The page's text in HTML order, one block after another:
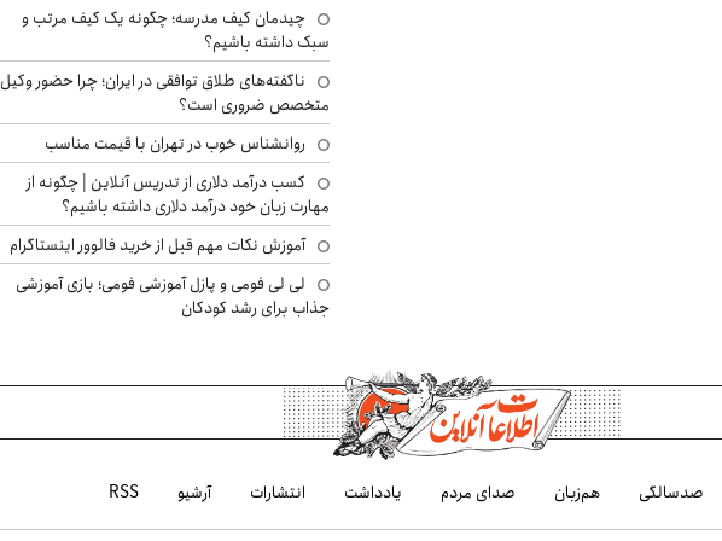
چیدمان کیف مدرسه؛ چگونه یک کیف مرتب و
سبک داشته باشیم؟
ناگفته‌های طلاق توافقی در ایران؛ چرا حضور وکیل
متخصص ضروری است؟
روانشناس خوب در تهران با قیمت مناسب
کسب درآمد دلاری از تدریس آنلاین | چگونه از
مهارت زبان خود درآمد دلاری داشته باشیم؟
آموزش نکات مهم قبل از خرید فالوور اینستاگرام
لی لی فومی و پازل آموزشی فومی؛ بازی آموزشی
جذاب برای رشد کودکان
صدسالگی هم‌زبان صدای مردم یادداشت انتشارات آرشیو RSS